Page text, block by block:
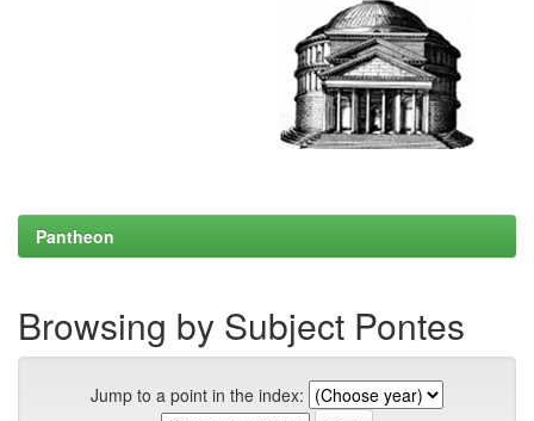
Pantheon
Browsing by Subject Pontes
Jump to a point in the index: